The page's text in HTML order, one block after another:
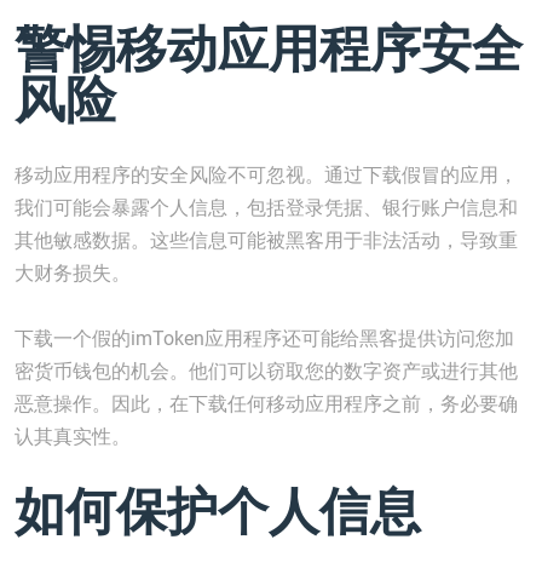
警惕移动应用程序安全
风险
移动应用程序的安全风险不可忽视。通过下载假冒的应用，
我们可能会暴露个人信息，包括登录凭据、银行账户信息和
其他敏感数据。这些信息可能被黑客用于非法活动，导致重
大财务损失。
下载一个假的imToken应用程序还可能给黑客提供访问您加
密货币钱包的机会。他们可以窃取您的数字资产或进行其他
恶意操作。因此，在下载任何移动应用程序之前，务必要确
认其真实性。
如何保护个人信息